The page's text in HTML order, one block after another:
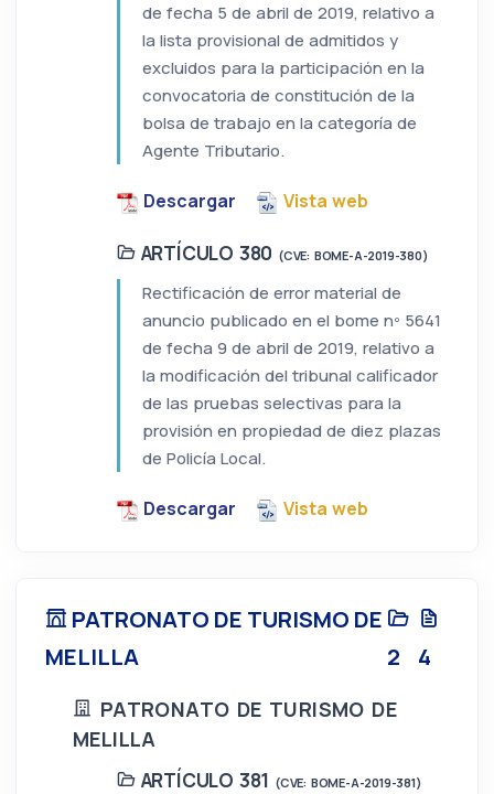
de fecha 5 de abril de 2019, relativo a
la lista provisional de admitidos y
excluidos para la participación en la
convocatoria de constitución de la
bolsa de trabajo en la categoría de
Agente Tributario.
Descargar Vista web
ARTÍCULO 380 (CVE: BOME-A-2019-380)
Rectificación de error material de
anuncio publicado en el bome nº 5641
de fecha 9 de abril de 2019, relativo a
la modificación del tribunal calificador
de las pruebas selectivas para la
provisión en propiedad de diez plazas
de Policía Local.
Descargar Vista web
PATRONATO DE TURISMO DE
MELILLA
2 4
PATRONATO DE TURISMO DE
MELILLA
ARTÍCULO 381 (CVE: BOME-A-2019-381)